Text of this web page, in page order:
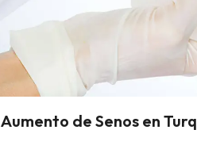
Aumento de Senos en